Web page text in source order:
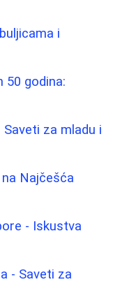
i
50 godina:
za mladu i
Najčešća
- Iskustva
- Saveti za